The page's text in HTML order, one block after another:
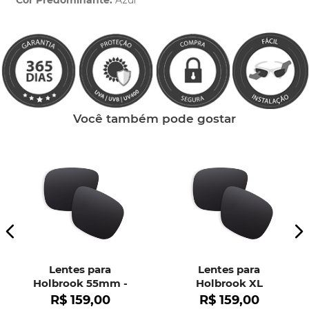
Você também pode gostar
Lentes para
Holbrook 55mm -
OO9102
R$ 159,00
Lentes para
Holbrook XL
R$ 159,00